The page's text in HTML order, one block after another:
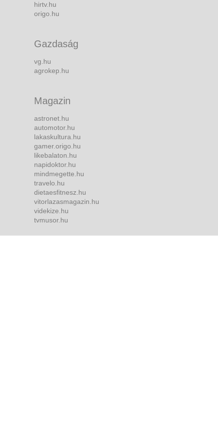
hirtv.hu
origo.hu
Gazdaság
vg.hu
agrokep.hu
Magazin
astronet.hu
automotor.hu
lakaskultura.hu
gamer.origo.hu
likebalaton.hu
napidoktor.hu
mindmegette.hu
travelo.hu
dietaesfitnesz.hu
vitorlazasmagazin.hu
videkize.hu
tvmusor.hu